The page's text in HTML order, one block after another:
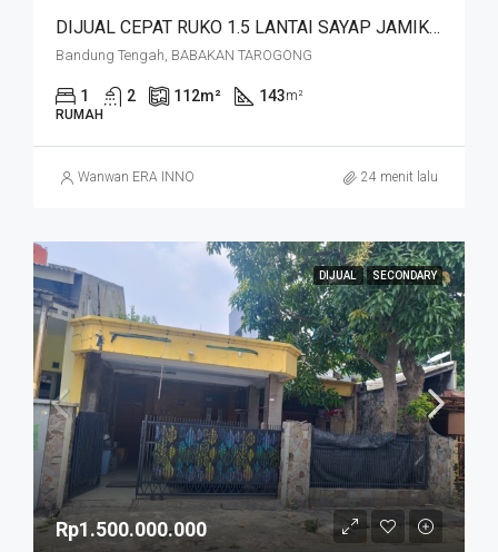
DIJUAL CEPAT RUKO 1.5 LANTAI SAYAP JAMIKA MASUK HNYA 30 MTR DR JALAN MAIN ROAD JAMIKA HARGA MURAHHH. JL BABAKAN TAROGONG
Bandung Tengah, BABAKAN TAROGONG
1 2 112m² 143m²
RUMAH
Wanwan ERA INNO 24 menit lalu
DIJUAL SECONDARY
Rp1.500.000.000